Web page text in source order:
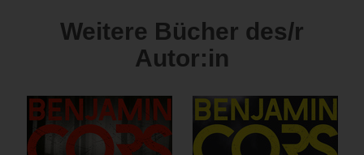
Weitere Bücher des/r
Autor:in